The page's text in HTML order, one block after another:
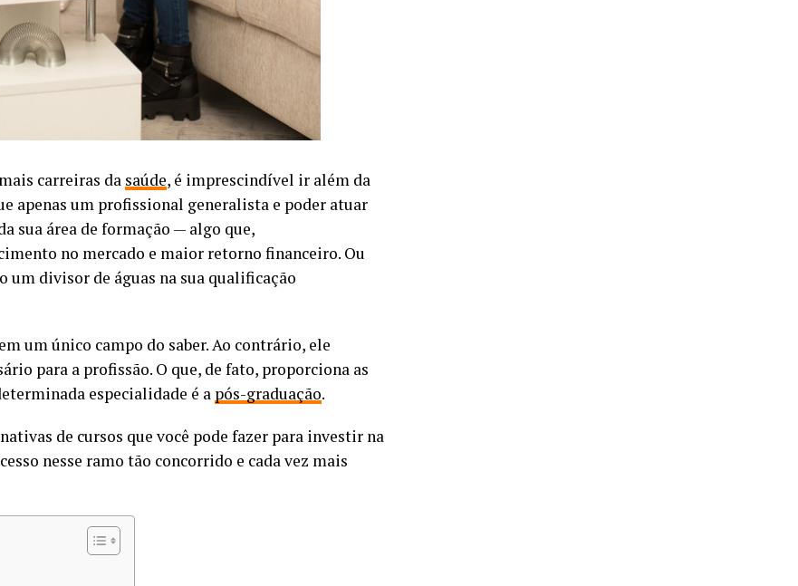
carreiras da saúde, é imprescindível ir além da
apenas um profissional generalista e poder atuar
sua área de formação — algo que,
no mercado e maior retorno financeiro. Ou
um divisor de águas na sua qualificação
um único campo do saber. Ao contrário, ele
para a profissão. O que, de fato, proporciona as
especialidade é a pós-graduação.
de cursos que você pode fazer para investir na
nesse ramo tão concorrido e cada vez mais